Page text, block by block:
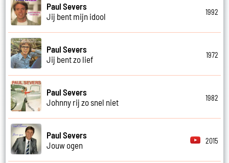
Paul Severs
Jij bent mijn idool
1992
Paul Severs
Jij bent zo lief
1972
Paul Severs
Johnny rij zo snel niet
1982
Paul Severs
Jouw ogen
2015